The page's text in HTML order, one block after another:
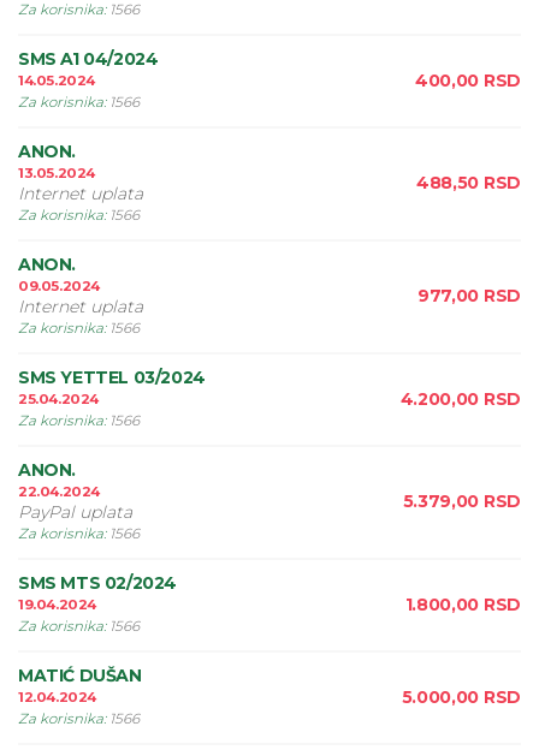
Za korisnika: 1566
SMS A1 04/2024
14.05.2024
Za korisnika: 1566
400,00 RSD
ANON.
13.05.2024
Internet uplata
Za korisnika: 1566
488,50 RSD
ANON.
09.05.2024
Internet uplata
Za korisnika: 1566
977,00 RSD
SMS YETTEL 03/2024
25.04.2024
Za korisnika: 1566
4.200,00 RSD
ANON.
22.04.2024
PayPal uplata
Za korisnika: 1566
5.379,00 RSD
SMS MTS 02/2024
19.04.2024
Za korisnika: 1566
1.800,00 RSD
MATIĆ DUŠAN
12.04.2024
Za korisnika: 1566
5.000,00 RSD